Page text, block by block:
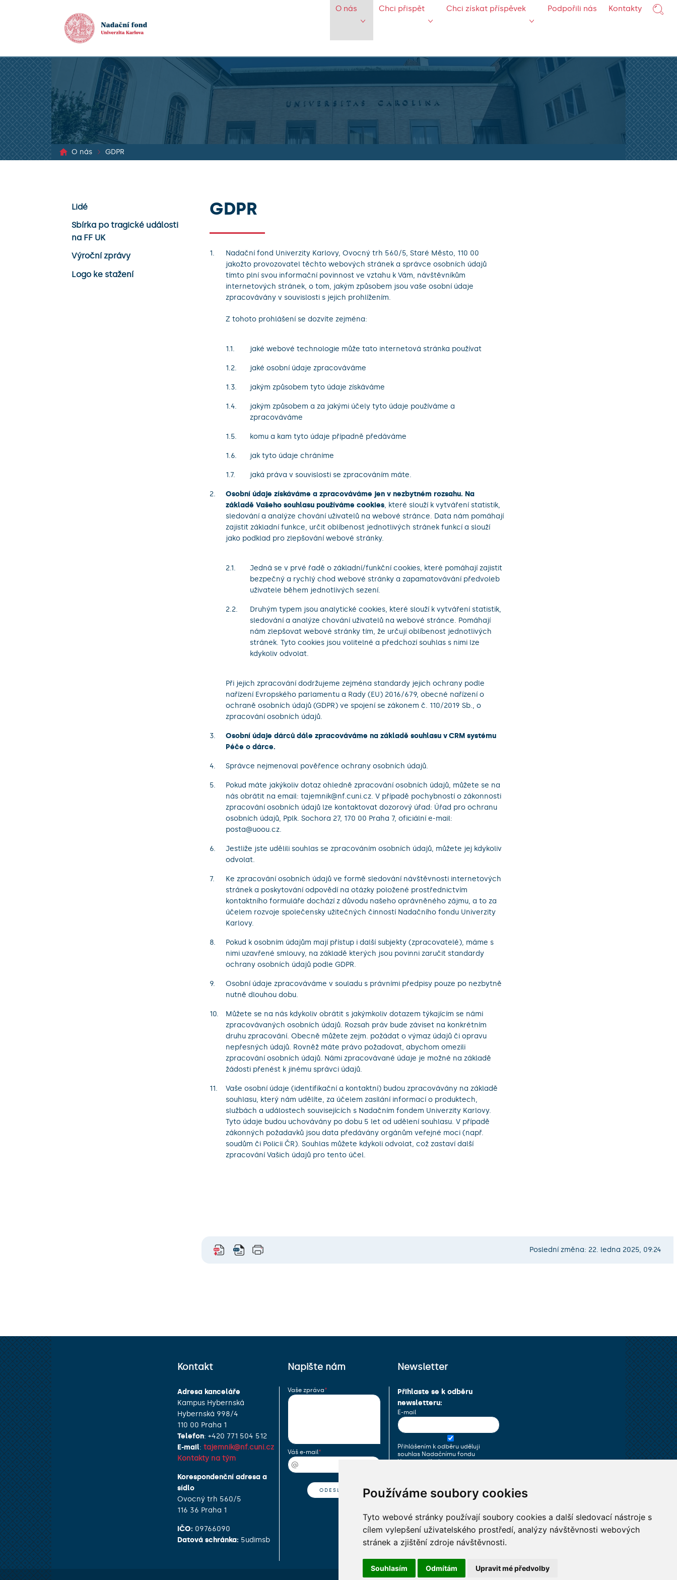
Používáme soubory cookies
Tyto webové stránky používají soubory cookies a další sledovací nástroje s
cílem vylepšení uživatelského prostředí, analýzy návštěvnosti webových
stránek a zjištění zdroje návštěvnosti.
Souhlasím Odmítám Upravit mé předvolby
O nás Chci přispět Chci získat příspěvek Podpořili nás Kontakty
O nás GDPR
Lidé
Sbírka po tragické události
na FF UK
Výroční zprávy
Logo ke stažení
GDPR
Nadační fond Univerzity Karlovy, Ovocný trh 560/5, Staré Město, 110 00
jakožto provozovatel těchto webových stránek a správce osobních údajů
tímto plní svou informační povinnost ve vztahu k Vám, návštěvníkům
internetových stránek, o tom, jakým způsobem jsou vaše osobní údaje
zpracovávány v souvislosti s jejich prohlížením.
Z tohoto prohlášení se dozvíte zejména:
jaké webové technologie může tato internetová stránka používat
jaké osobní údaje zpracováváme
jakým způsobem tyto údaje získáváme
jakým způsobem a za jakými účely tyto údaje používáme a
zpracováváme
komu a kam tyto údaje případně předáváme
jak tyto údaje chráníme
jaká práva v souvislosti se zpracováním máte.
Osobní údaje získáváme a zpracováváme jen v nezbytném rozsahu. Na
základě Vašeho souhlasu používáme cookies, které slouží k vytváření statistik,
sledování a analýze chování uživatelů na webové stránce. Data nám pomáhají
zajistit základní funkce, určit oblíbenost jednotlivých stránek funkcí a slouží
jako podklad pro zlepšování webové stránky.
Jedná se v prvé řadě o základní/funkční cookies, které pomáhají zajistit
bezpečný a rychlý chod webové stránky a zapamatovávání předvoleb
uživatele během jednotlivých sezení.
Druhým typem jsou analytické cookies, které slouží k vytváření statistik,
sledování a analýze chování uživatelů na webové stránce. Pomáhají
nám zlepšovat webové stránky tím, že určují oblíbenost jednotlivých
stránek. Tyto cookies jsou volitelné a předchozí souhlas s nimi lze
kdykoliv odvolat.
Při jejich zpracování dodržujeme zejména standardy jejich ochrany podle
nařízení Evropského parlamentu a Rady (EU) 2016/679, obecné nařízení o
ochraně osobních údajů (GDPR) ve spojení se zákonem č. 110/2019 Sb., o
zpracování osobních údajů.
Osobní údaje dárců dále zpracováváme na základě souhlasu v CRM systému
Péče o dárce.
Správce nejmenoval pověřence ochrany osobních údajů.
Pokud máte jakýkoliv dotaz ohledně zpracování osobních údajů, můžete se na
nás obrátit na email: tajemnik@nf.cuni.cz. V případě pochybností o zákonnosti
zpracování osobních údajů lze kontaktovat dozorový úřad: Úřad pro ochranu
osobních údajů, Pplk. Sochora 27, 170 00 Praha 7, oficiální e-mail:
posta@uoou.cz.
Jestliže jste udělili souhlas se zpracováním osobních údajů, můžete jej kdykoliv
odvolat.
Ke zpracování osobních údajů ve formě sledování návštěvnosti internetových
stránek a poskytování odpovědí na otázky položené prostřednictvím
kontaktního formuláře dochází z důvodu našeho oprávněného zájmu, a to za
účelem rozvoje společensky užitečných činností Nadačního fondu Univerzity
Karlovy.
Pokud k osobním údajům mají přístup i další subjekty (zpracovatelé), máme s
nimi uzavřené smlouvy, na základě kterých jsou povinni zaručit standardy
ochrany osobních údajů podle GDPR.
Osobní údaje zpracováváme v souladu s právními předpisy pouze po nezbytně
nutně dlouhou dobu.
Můžete se na nás kdykoliv obrátit s jakýmkoliv dotazem týkajícím se námi
zpracovávaných osobních údajů. Rozsah práv bude záviset na konkrétním
druhu zpracování. Obecně můžete zejm. požádat o výmaz údajů či opravu
nepřesných údajů. Rovněž máte právo požadovat, abychom omezili
zpracování osobních údajů. Námi zpracovávané údaje je možné na základě
žádosti přenést k jinému správci údajů.
Vaše osobní údaje (identifikační a kontaktní) budou zpracovávány na základě
souhlasu, který nám udělíte, za účelem zasílání informací o produktech,
službách a událostech souvisejících s Nadačním fondem Univerzity Karlovy.
Tyto údaje budou uchovávány po dobu 5 let od udělení souhlasu. V případě
zákonných požadavků jsou data předávány orgánům veřejné moci (např.
soudům či Policii ČR). Souhlas můžete kdykoli odvolat, což zastaví další
zpracování Vašich údajů pro tento účel.
Poslední změna: 22. ledna 2025, 09:24
Kontakt
Adresa kanceláře
Kampus Hybernská
Hybernská 998/4
110 00 Praha 1
Telefon: +420 771 504 512
E-mail:tajemnik@nf.cuni.cz
Kontakty na tým
Korespondenční adresa a
sídlo
Ovocný trh 560/5
116 36 Praha 1
IČO: 09766090
Datová schránka: 5udimsb
Napište nám
Vaše zpráva
Váš e-mail
Newsletter
Přihlaste se k odběru
newsletteru:
E-mail
Přihlášením k odběru uděluji
souhlas Nadačnímu fondu
Univerzity Karlovy, aby